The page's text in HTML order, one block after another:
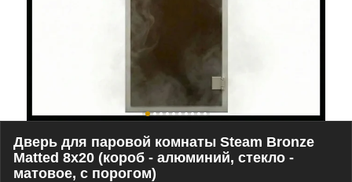
Дверь для паровой комнаты Steam Bronze
Matted 8х20 (короб - алюминий, стекло -
матовое, с порогом)